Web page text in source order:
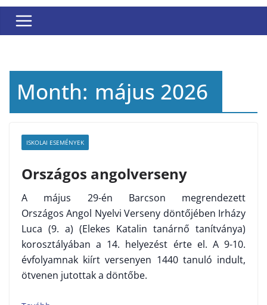
Month: május 2026
ISKOLAI ESEMÉNYEK
Országos angolverseny
A május 29-én Barcson megrendezett
Országos Angol Nyelvi Verseny döntőjében Irházy
Luca (9. a) (Elekes Katalin tanárnő tanítványa)
korosztályában a 14. helyezést érte el. A 9-10.
évfolyamnak kiírt versenyen 1440 tanuló indult,
ötvenen jutottak a döntőbe.